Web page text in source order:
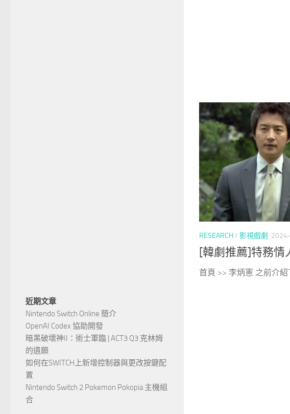
RESEARCH/ 影視戲劇
[韓劇推薦]特務情
首頁 >> 李炳憲 之前介紹
近期文章
Nintendo Switch Online 簡介
OpenAI Codex 協助開發
暗黑破壞神II：術士軍臨 | ACT3 Q3 克林姆
的遺願
如何在SWITCH上新增控制器與更改按鍵配
置
Nintendo Switch 2 Pokemon Pokopia 主機組
合